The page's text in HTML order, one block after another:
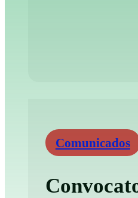
Comunicados